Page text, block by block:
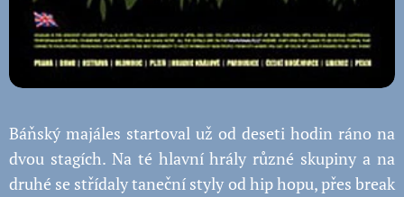
Báňský majáles startoval už od deseti hodin ráno na
dvou stagích. Na té hlavní hrály různé skupiny a na
druhé se střídaly taneční styly od hip hopu, přes break